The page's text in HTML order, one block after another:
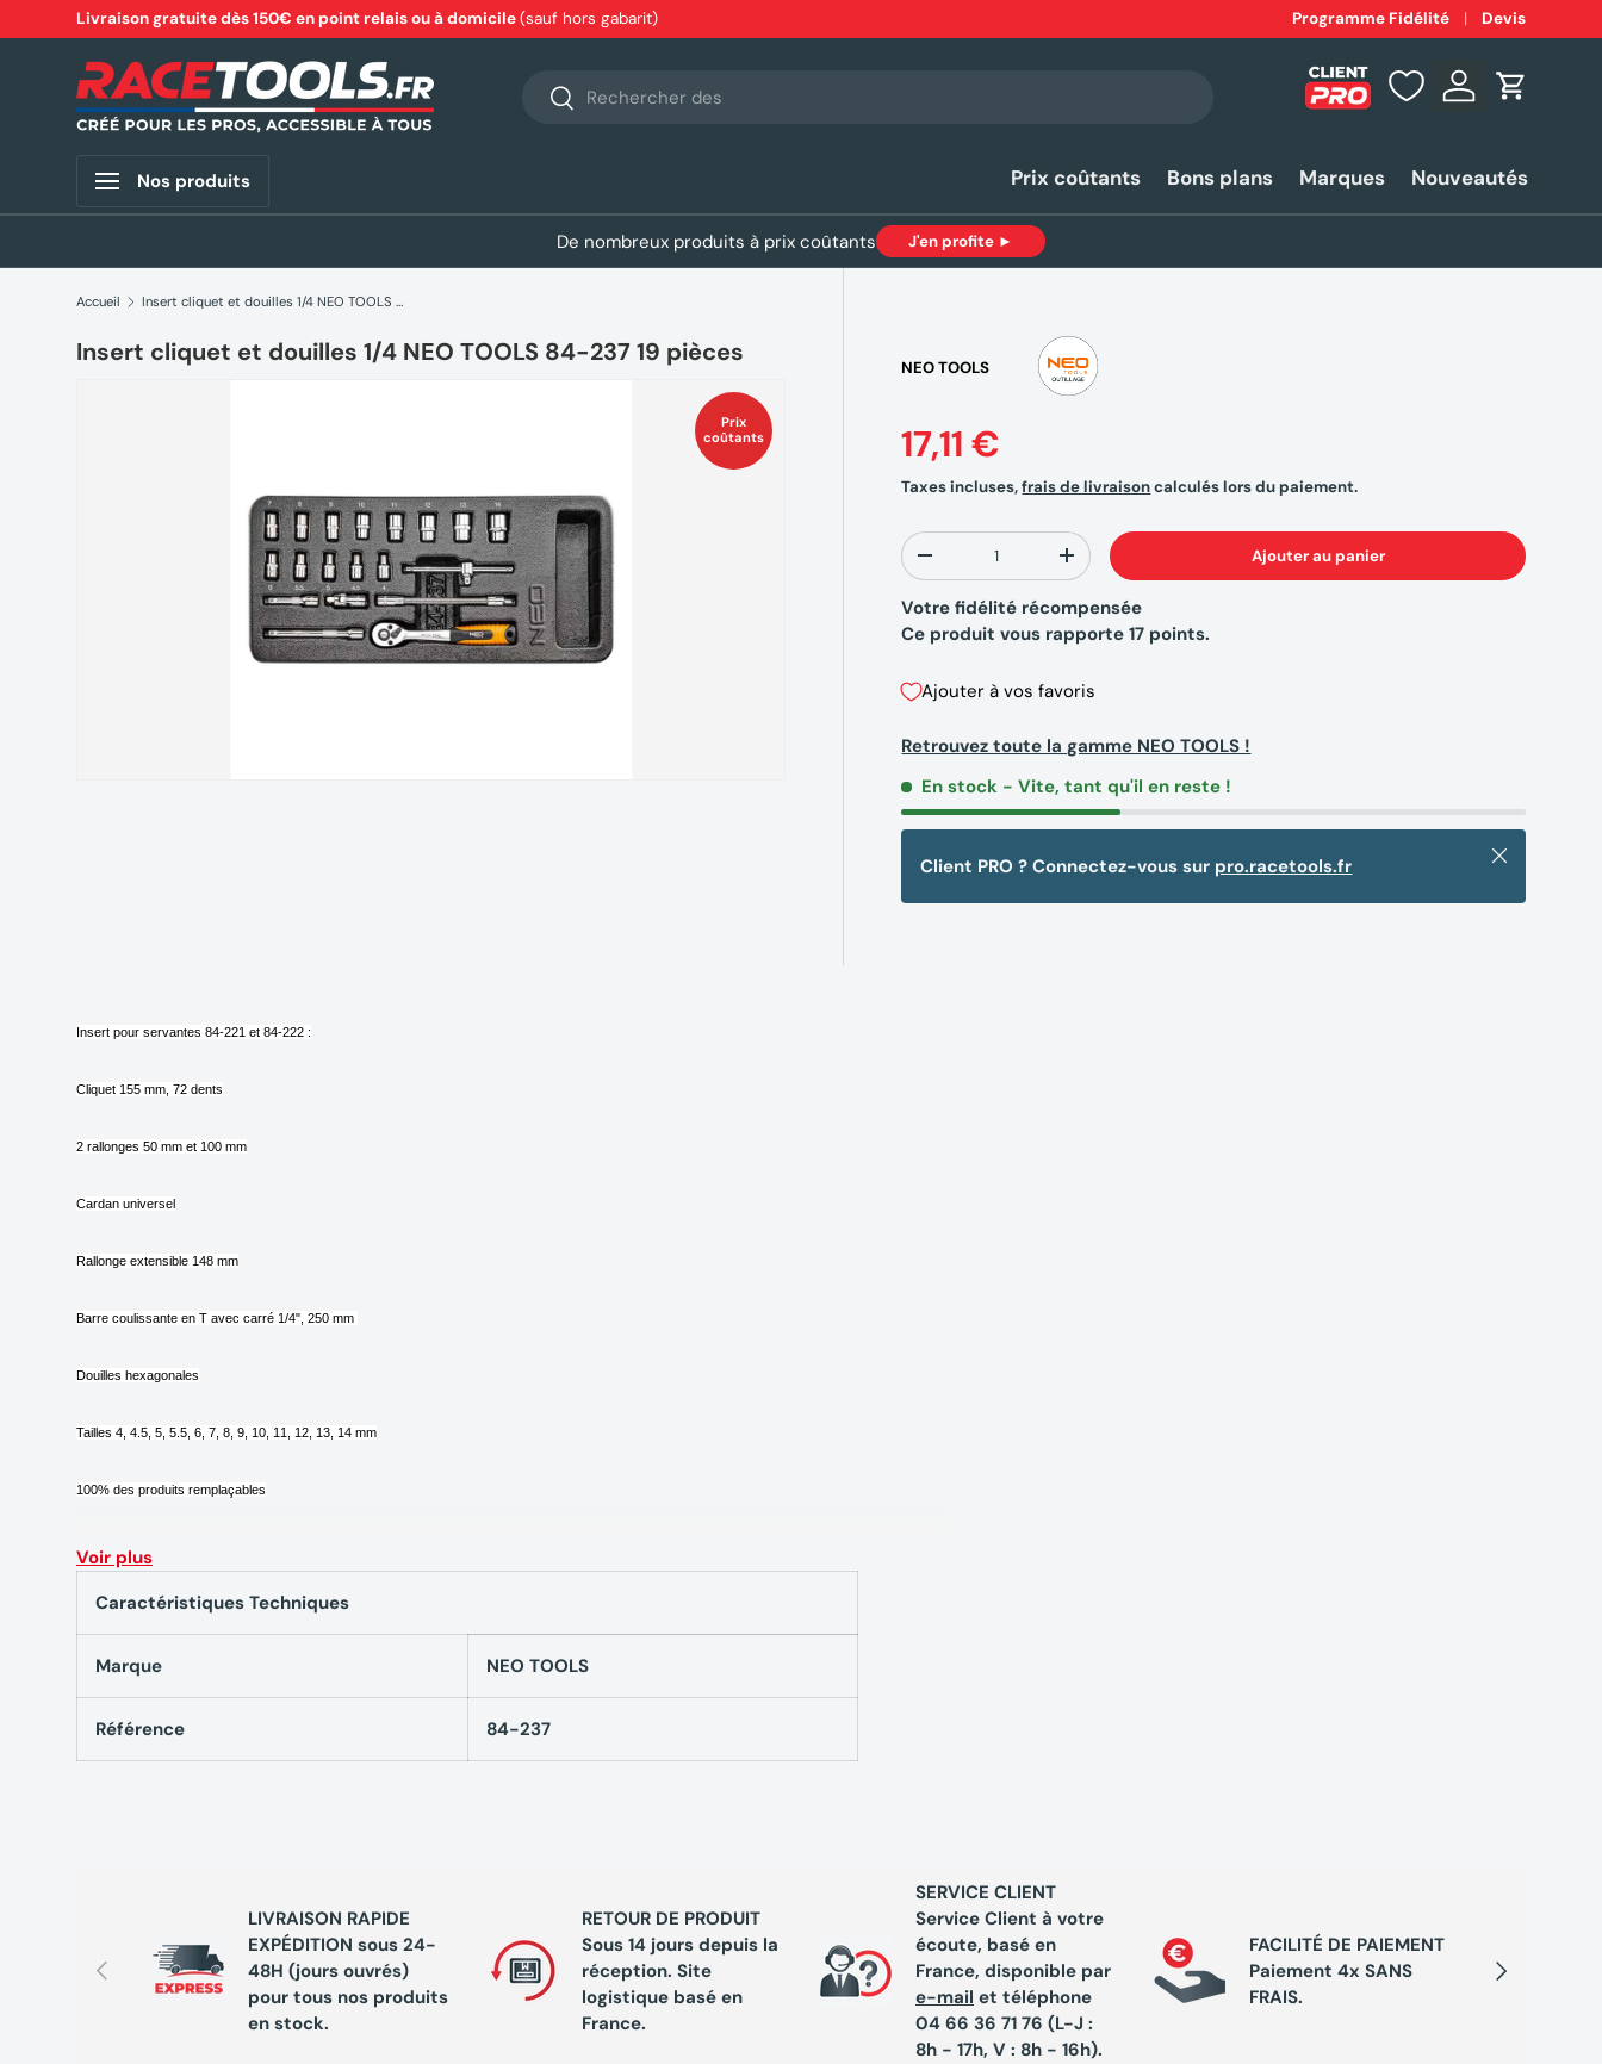
Aller au contenu
Livraison gratuite dès 150€ en point relais ou à domicile(sauf hors gabarit) Expéditionrapide 24-48h*
Programme Fidélité Devis
Recherche
Rechercher Se connecter
Panier
Nos produits Prix coûtants Bons plans Marques Nouveautés
De nombreux produits à prix coûtants J'en profite ►
Accueil Insert cliquet et douilles 1/4 NEO TOOLS 84-237 19 pièces
Insert cliquet et douilles 1/4 NEO TOOLS 84-237 19 pièces
Prix
coûtants
NEO TOOLS
17,11 €
Taxes incluses,frais de livraisoncalculés lors du paiement.
Qté
-
+ Ajouter au panier
Votre fidélité récompensée
Ce produit vous rapporte17 points.
Ajouter à vos favoris
Retrouvez toute la gamme NEO TOOLS !
En stock - Vite, tant qu'il en reste !
Client PRO ? Connectez-vous sur pro.racetools.fr Fermer
Insert pour servantes 84-221 et 84-222 :
Cliquet 155 mm, 72 dents
2 rallonges 50 mm et 100 mm
Cardan universel
Rallonge extensible 148 mm
Barre coulissante en T avec carré 1/4", 250 mm
Douilles hexagonales
Tailles 4, 4.5, 5, 5.5, 6, 7, 8, 9, 10, 11, 12, 13, 14 mm
100% des produits remplaçables
Compatible avec coffret de transport 84-250
Acier CrV
Voir plus
Caractéristiques Techniques
Marque NEO TOOLS
Référence 84-237
Précédent Suivant
LIVRAISON RAPIDE
EXPÉDITION sous 24-
48H (jours ouvrés)
pour tous nos produits
en stock.
RETOUR DE PRODUIT
Sous 14 jours depuis la
réception. Site
logistique basé en
France.
SERVICE CLIENT
Service Client à votre
écoute, basé en
France, disponible par
e-mail et téléphone
04 66 36 71 76 (L-J :
8h - 17h, V : 8h - 16h).
FACILITÉ DE PAIEMENT
Paiement 4x SANS
FRAIS.